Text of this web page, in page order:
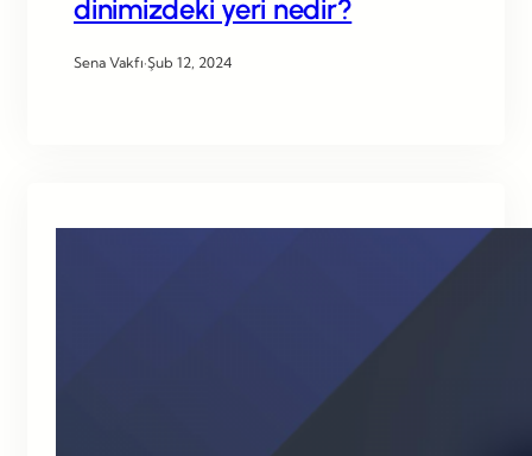
dinimizdeki yeri nedir?
Sena Vakfı·Şub 12, 2024